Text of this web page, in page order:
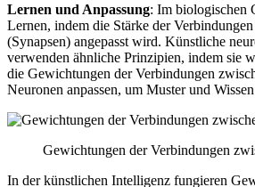
Lernen und Anpassung: Im biologischen
Lernen, indem die Stärke derVerbindungen
(Synapsen) angepasst wird. Künstliche
verwenden ähnliche Prinzipien, indem sie
die Gewichtungen derVerbindungen
Neuronen anpassen, um Muster und Wissen
Gewichtungen derVerbindungen
In derkünstlichen Intelligenz fungieren